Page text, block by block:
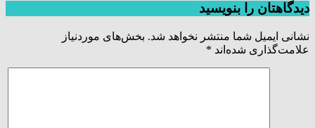
دیدگاهتان را بنویسید
نشانی ایمیل شما منتشر نخواهد شد. بخش‌های موردنیاز
علامت‌گذاری شده‌اند *